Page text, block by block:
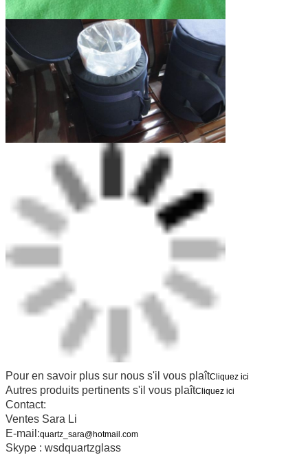
Pour en savoir plus sur nous s'il vous plaîtCliquez ici
Autres produits pertinents s'il vous plaîtCliquez ici
Contact:
Ventes Sara Li
E-mail:quartz_sara@hotmail.com
Skype : wsdquartzglass